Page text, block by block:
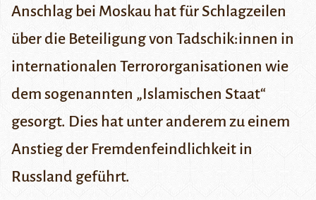
Anschlag bei Moskau hat für Schlagzeilen
über die Beteiligung von Tadschik:innen in
internationalen Terrororganisationen wie
dem sogenannten „Islamischen Staat“
gesorgt. Dies hat unter anderem zu einem
Anstieg der Fremdenfeindlichkeit in
Russland geführt.